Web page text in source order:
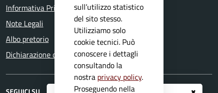
Informativa Privacy
Note Legali
Albo pretorio
Dichiarazione di accessibilità
sull’utilizzo statistico
del sito stesso.
Utilizziamo solo
cookie tecnici. Può
conoscere i dettagli
consultando la
nostra privacy policy.
Proseguendo nella